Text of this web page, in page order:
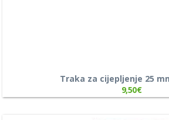
Traka za cijepljenje 25
9,50€